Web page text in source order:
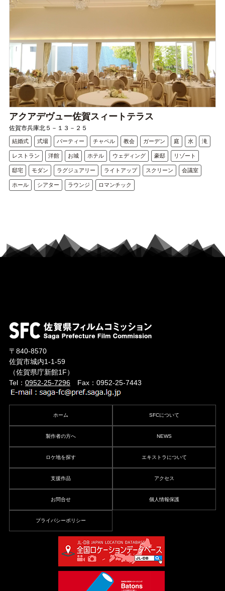
アクアデヴュー佐賀スィートテラス
佐賀市兵庫北５－１３－２５
結婚式 式場 パーティー チャペル 教会 ガーデン 庭 水 滝
レストラン 洋館 お城 ホテル ウェディング 豪邸 リゾート
邸宅 モダン ラグジュアリー ライトアップ スクリーン 会議室
ホール シアター ラウンジ ロマンチック
〒840-8570
佐賀市城内1-1-59
（佐賀県庁新館1F）
Tel： 0952-25-7296Fax：0952-25-7443
ホーム SFCについて
製作者の方へ NEWS
ロケ地を探す エキストラについて
支援作品 アクセス
お問合せ 個人情報保護
プライバシーポリシー